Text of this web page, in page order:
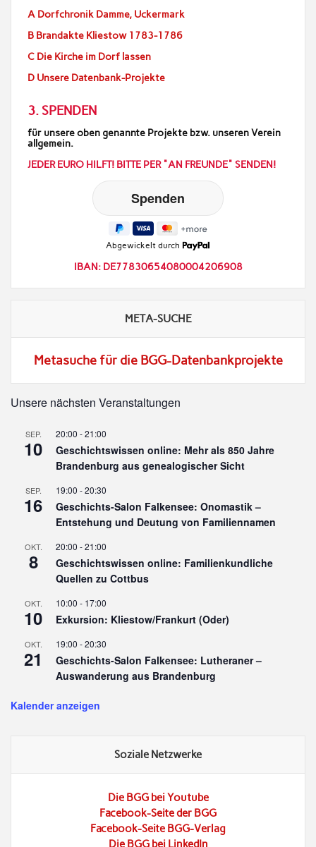
A Dorfchronik Damme, Uckermark
B Brandakte Kliestow 1783-1786
C Die Kirche im Dorf lassen
D Unsere Datenbank-Projekte
3. SPENDEN
für unsere oben genannte Projekte bzw. unseren Verein
allgemein.
JEDER EURO HILFT! BITTE PER "AN FREUNDE" SENDEN!
Abgewickelt durch
IBAN: DE77830654080004206908
META-SUCHE
Metasuche für die BGG-Datenbankprojekte
Unsere nächsten Veranstaltungen
SEP.
10
20:00 -21:00
Geschichtswissen online: Mehr als 850 Jahre
Brandenburg aus genealogischer Sicht
SEP.
16
19:00 -20:30
Geschichts-Salon Falkensee: Onomastik –
Entstehung und Deutung von Familiennamen
OKT.
8
20:00 -21:00
Geschichtswissen online: Familienkundliche
Quellen zu Cottbus
OKT.
10
10:00 - 17:00
Exkursion: Kliestow/Frankurt (Oder)
OKT.
21
19:00 -20:30
Geschichts-Salon Falkensee: Lutheraner –
Auswanderung aus Brandenburg
Kalender anzeigen
Soziale Netzwerke
Die BGG bei Youtube
Facebook-Seite der BGG
Facebook-Seite BGG-Verlag
Die BGG bei LinkedIn